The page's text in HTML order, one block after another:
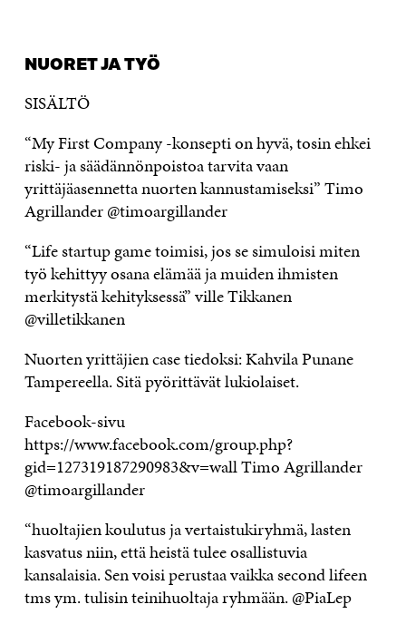
NUORET JA TYÖ
SISÄLTÖ
“My First Company -konsepti on hyvä, tosin ehkei
riski- ja säädännönpoistoa tarvita vaan
yrittäjäasennetta nuorten kannustamiseksi” Timo
Agrillander @timoargillander
“Life startup game toimisi, jos se simuloisi miten
työ kehittyy osana elämää ja muiden ihmisten
merkitystä kehityksessä” ville Tikkanen
@villetikkanen
Nuorten yrittäjien case tiedoksi: Kahvila Punane
Tampereella. Sitä pyörittävät lukiolaiset.
Facebook-sivu
https://www.facebook.com/group.php?
gid=127319187290983&v=wall Timo Agrillander
@timoargillander
“huoltajien koulutus ja vertaistukiryhmä, lasten
kasvatus niin, että heistä tulee osallistuvia
kansalaisia. Sen voisi perustaa vaikka second lifeen
tms ym. tulisin teinihuoltaja ryhmään. @PiaLep